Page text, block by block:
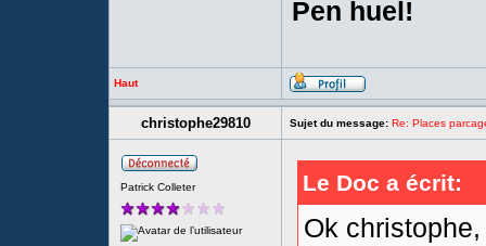
Pen huel!
Haut
christophe29810 Sujet du message: Re: Places
Patrick Colleter Le Doc a écrit:
Ok